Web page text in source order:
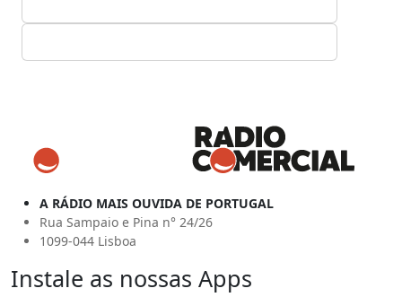
A RÁDIO MAIS OUVIDA DE PORTUGAL
Rua Sampaio e Pina n° 24/26
1099-044 Lisboa
Instale as nossas Apps